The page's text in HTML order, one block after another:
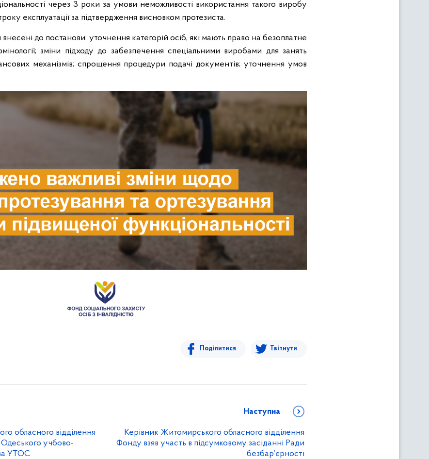
через 3 роки за умови неможливості використання такого виробу
експлуатації за підтвердження висновком протезиста.
до постанови: уточнення категорій осіб, які мають право на безоплатне
зміни підходу до забезпечення спеціальними виробами для занять
механізмів; спрощення процедури подачі документів; уточнення умов
Поділитися Твітнути
обласного відділення
учбово-
УТОС
Наступна
Керівник Житомирського обласного відділення
Фонду взяв участь в підсумковому засіданні Ради
безбар’єрності